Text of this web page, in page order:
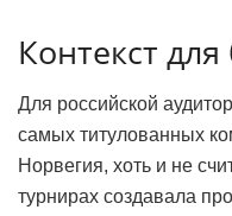
Контекст
Для российской
самых титулованных
Норвегия, хоть и не
турнирах создавала